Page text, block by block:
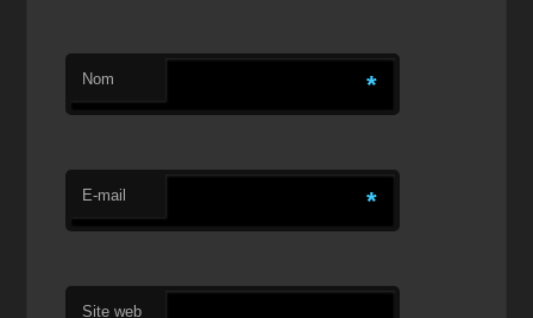
Nom *
E-mail *
Site web